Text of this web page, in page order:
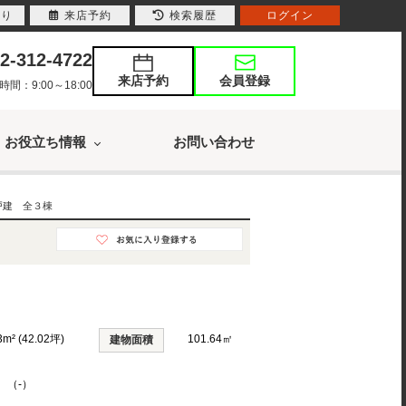
312-4722
間：9:00～18:00 来店予約 会員登録
お役立ち情報 お問い合わせ
建 全３棟
(42.02坪) 建物面積 101.64㎡
-）
来店予約 検索履歴 ログイン